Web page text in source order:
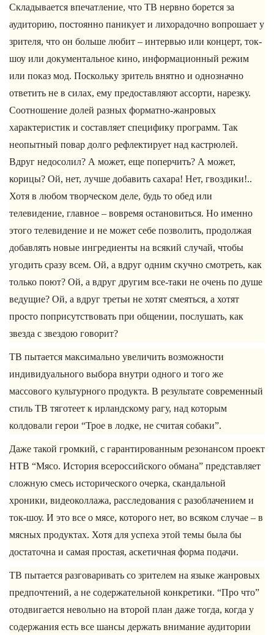
Складывается впечатление, что ТВ нервно борется за
аудиторию, постоянно паникует и лихорадочно вопрошает у
зрителя, что он больше любит – интервью или концерт, ток-
шоу или документальное кино, информационный режим
или показ мод. Поскольку зритель внятно и однозначно
ответить не в силах, ему предоставляют ассорти, нарезку.
Соотношение долей разных форматно-жанровых
характеристик и составляет специфику программ. Так
неопытный повар долго рефлектирует над кастрюлей.
Вдруг недосолил? А может, еще поперчить? А может,
корицы? Ой, нет, лучше добавить сахара! Нет, гвоздики!..
Хотя в любом творческом деле, будь то обед или
телевидение, главное – вовремя остановиться. Но именно
этого телевидение и не может себе позволить, продолжая
добавлять новые ингредиенты на всякий случай, чтобы
угодить сразу всем. Ой, а вдруг одним скучно смотреть, как
только поют? Ой, а вдруг другим все-таки не очень по душе
ведущие? Ой, а вдруг третьи не хотят смеяться, а хотят
просто поприсутствовать при общении, послушать, как
звезда с звездою говорит?
ТВ пытается максимально увеличить возможности
индивидуального выбора внутри одного и того же
массового культурного продукта. В результате современный
стиль ТВ тяготеет к ирландскому рагу, над которым
колдовали герои “Трое в лодке, не считая собаки”.
Даже такой громкий, с гарантированным резонансом проект
НТВ “Мясо. История всероссийского обмана” представляет
сложную смесь исторического очерка, скандальной
хроники, видеоколлажа, расследования с разоблачением и
ток-шоу. И это все о мясе, которого нет, во всяком случае – в
мясных продуктах. Хотя для успеха этой темы была бы
достаточна и самая простая, аскетичная форма подачи.
ТВ пытается разговаривать со зрителем на языке жанровых
предпочтений, а не содержательной конкретики. “Про что”
отодвигается невольно на второй план даже тогда, когда у
содержания есть все шансы держать внимание аудитории